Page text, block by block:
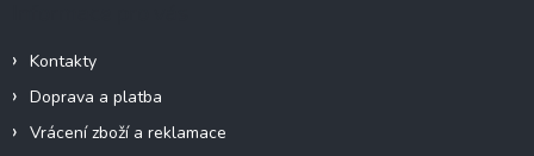
Kontakty
Doprava a platba
Vrácení zboží a reklamace